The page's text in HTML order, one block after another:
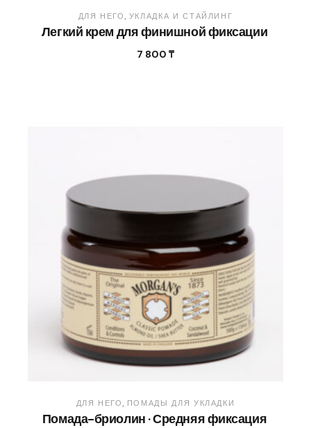
ДЛЯ НЕГО УКЛАДКА И СТАЙЛИНГ
Легкий крем для финишной фиксации
7 800 ₸
ДЛЯ НЕГО ПОМАДЫ ДЛЯ УКЛАДКИ
Помада-бриолин · Средняя фиксация